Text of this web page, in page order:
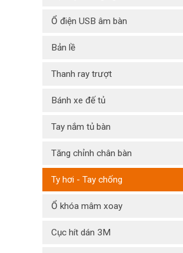
Ổ điện USB âm bàn
Bản lề
Thanh ray trượt
Bánh xe đế tủ
Tay nắm tủ bàn
Tăng chỉnh chân bàn
Ty hơi - Tay chống
Ổ khóa mâm xoay
Cục hít dán 3M